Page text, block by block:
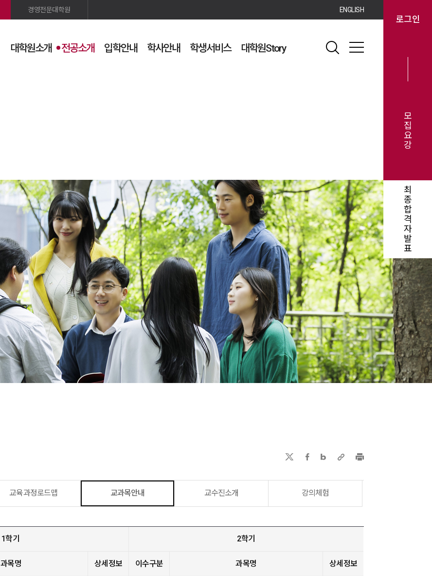
대학원소개 전공소개 입학안내 학사안내 학생서비스 대학원Story
검색 사이트맵
경영전문대학원 ENGLISH
로그인
모
집
요
강
최
종
합
격
자
발
표
교육과정로드맵 교과목안내 교수진소개 강의체험
1학기 2학기
과목명 상세정보 이수구분 과목명 상세정보